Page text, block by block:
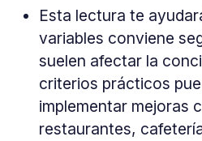
Esta lectura te
variables conviene
suelen afectar la
criterios prácticos
implementar mejoras
restaurantes,